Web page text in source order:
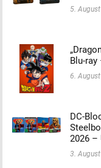
5.
Blu-ray
6.
DC-
2026 –
3.